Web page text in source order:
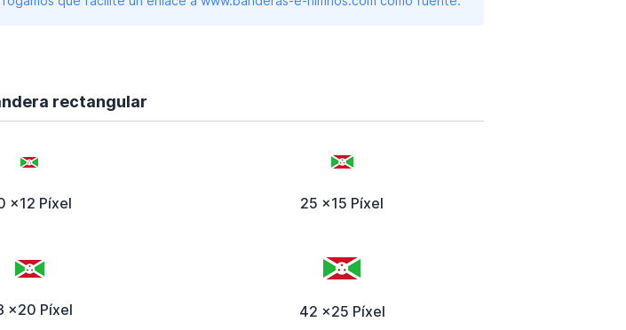
rectangular
x12 Píxel 25 x15 Píxel
x20 Píxel 42 x25 Píxel